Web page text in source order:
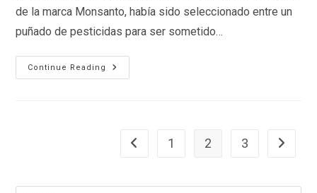
de la marca Monsanto, había sido seleccionado entre un
puñado de pesticidas para ser sometido…
Continue Reading
Cómo
Monsanto
Producto
Go to the previous page
1 2 3 Go to